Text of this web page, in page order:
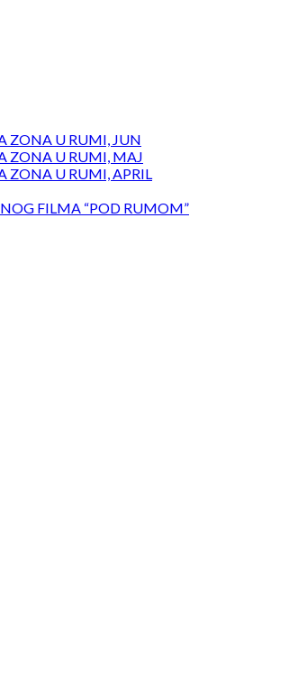
ZONA U RUMI, JUN
ZONA U RUMI, MAJ
ZONA U RUMI, APRIL
FILMA “POD RUMOM”